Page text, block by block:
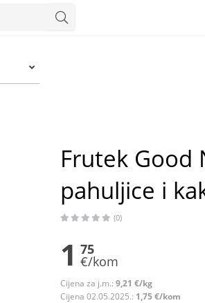
Frutek Good
pahuljice i
(0)
1 75
€/kom
Cijena za j.m.: 9,21 €/kg
Cijena 02.05.2025.: 1,75 €/kom